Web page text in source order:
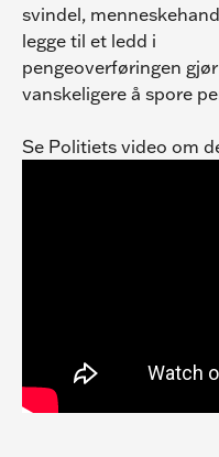
svindel,
legge til et ledd i
pengeoverføringen
vanskeligere å spore
Se Politiets video om